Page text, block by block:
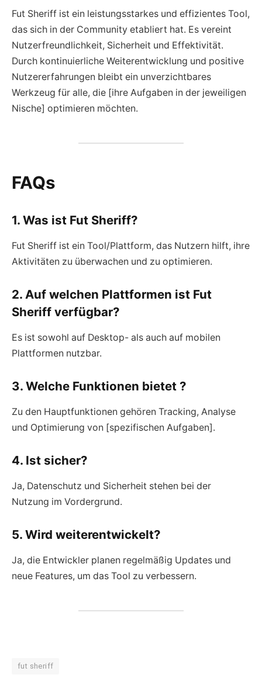
Fut Sheriff ist ein leistungsstarkes und effizientes Tool,
das sich in der Community etabliert hat. Es vereint
Nutzerfreundlichkeit, Sicherheit und Effektivität.
Durch kontinuierliche Weiterentwicklung und positive
Nutzererfahrungen bleibt ein unverzichtbares
Werkzeug für alle, die [ihre Aufgaben in der jeweiligen
Nische] optimieren möchten.
FAQs
1. Was ist Fut Sheriff?
Fut Sheriff ist ein Tool/Plattform, das Nutzern hilft, ihre
Aktivitäten zu überwachen und zu optimieren.
2. Auf welchen Plattformen ist Fut
Sheriff verfügbar?
Es ist sowohl auf Desktop- als auch auf mobilen
Plattformen nutzbar.
3. Welche Funktionen bietet ?
Zu den Hauptfunktionen gehören Tracking, Analyse
und Optimierung von [spezifischen Aufgaben].
4. Ist sicher?
Ja, Datenschutz und Sicherheit stehen bei der
Nutzung im Vordergrund.
5. Wird weiterentwickelt?
Ja, die Entwickler planen regelmäßig Updates und
neue Features, um das Tool zu verbessern.
fut sheriff